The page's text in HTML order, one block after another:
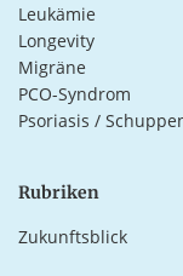
Leukämie
Longevity
Migräne
PCO-Syndrom
Psoriasis /
Rubriken
Zukunftsblick